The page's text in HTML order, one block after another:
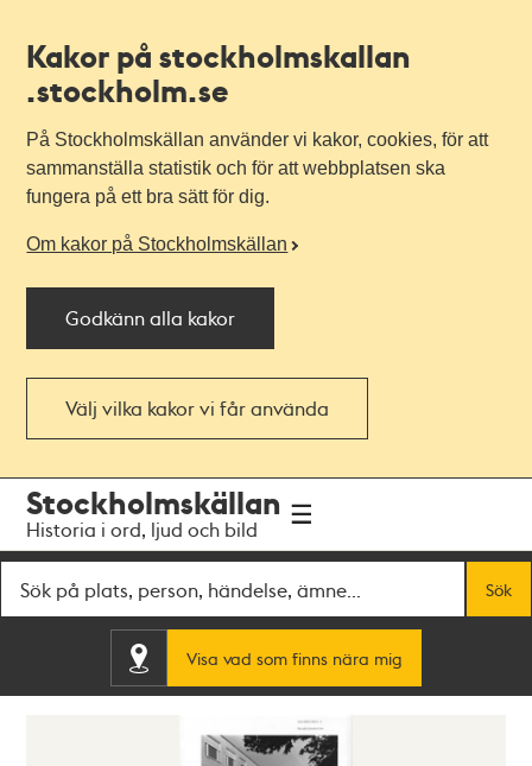
Kakor på stockholmskallan
.stockholm.se
På Stockholmskällan använder vi kakor, cookies, för att
sammanställa statistik och för att webbplatsen ska
fungera på ett bra sätt för dig.
Om kakor på Stockholmskällan
Godkänn alla kakor
Välj vilka kakor vi får använda
navigationen
huvudinnehållet
Stockholmskällan
Historia i ord, ljud och bild
Sök
Visa vad som finns nära mig